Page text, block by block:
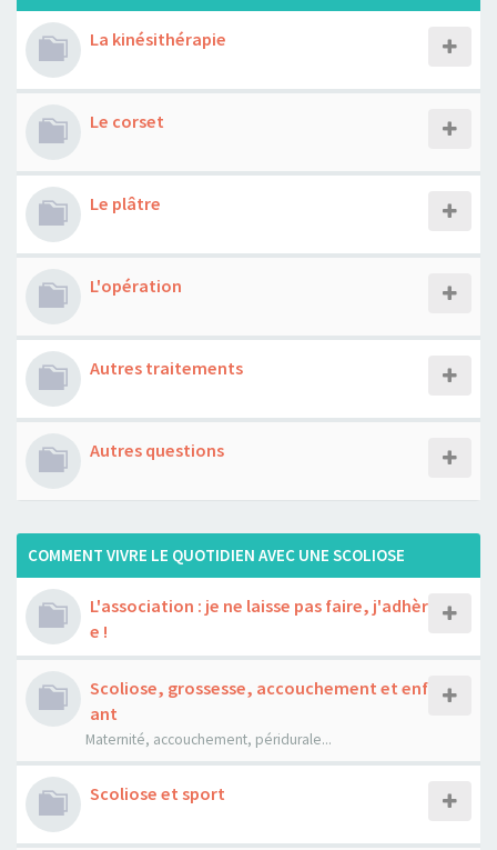
La kinésithérapie
Le corset
Le plâtre
L'opération
Autres traitements
Autres questions
COMMENT VIVRE LE QUOTIDIEN AVEC UNE SCOLIOSE
L'association : je ne laisse pas faire, j'adhèr
e !
Scoliose, grossesse, accouchement et enf
ant
Maternité, accouchement, péridurale...
Scoliose et sport